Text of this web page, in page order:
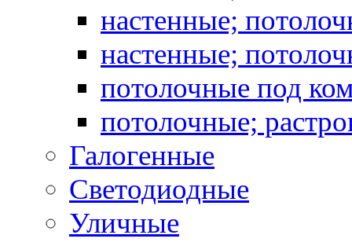
настенные;
настенные;
потолочные под
потолочные;
Галогенные
Светодиодные
Уличные